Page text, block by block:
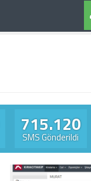
715.120
SMS Gönderildi